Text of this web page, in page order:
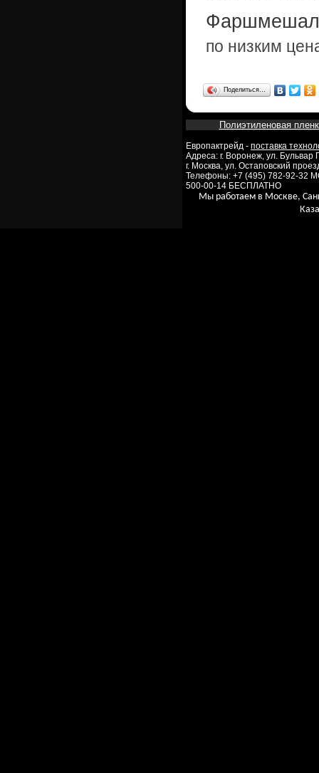
по низким
Поделиться…
Полиэтиленовая
Европактрейд - поставка
Адреса: г. Воронеж, ул.
г. Москва, ул. Остаповский
Телефоны: +7 (495) 782-92-32
500-00-14 БЕСПЛАТНО
Мы работаем в Москве,